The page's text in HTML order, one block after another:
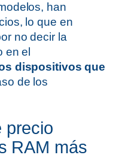
han
lo que en
no decir la
en el
dispositivos que
de los
precio
RAM más